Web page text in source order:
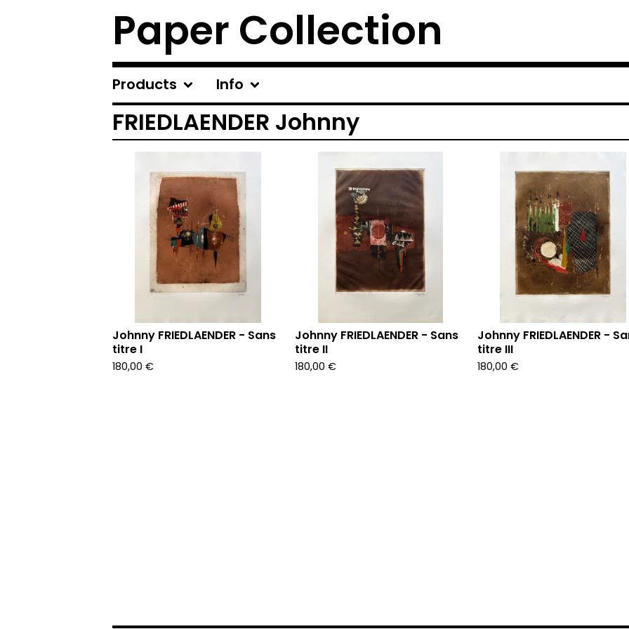
Paper Collection
Products Info
FRIEDLAENDER Johnny
Johnny FRIEDLAENDER - Sans
titre I
180,00 €
Johnny FRIEDLAENDER - Sans
titre II
180,00 €
Johnny FRIEDLAENDER -
titre III
180,00 €